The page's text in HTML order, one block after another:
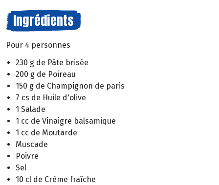
Ingrédients
Pour 4 personnes
230 g de Pâte brisée
200 g de Poireau
150 g de Champignon de paris
7 cs de Huile d'olive
1 Salade
1 cc de Vinaigre balsamique
1 cc de Moutarde
Muscade
Poivre
Sel
10 cl de Crème fraîche